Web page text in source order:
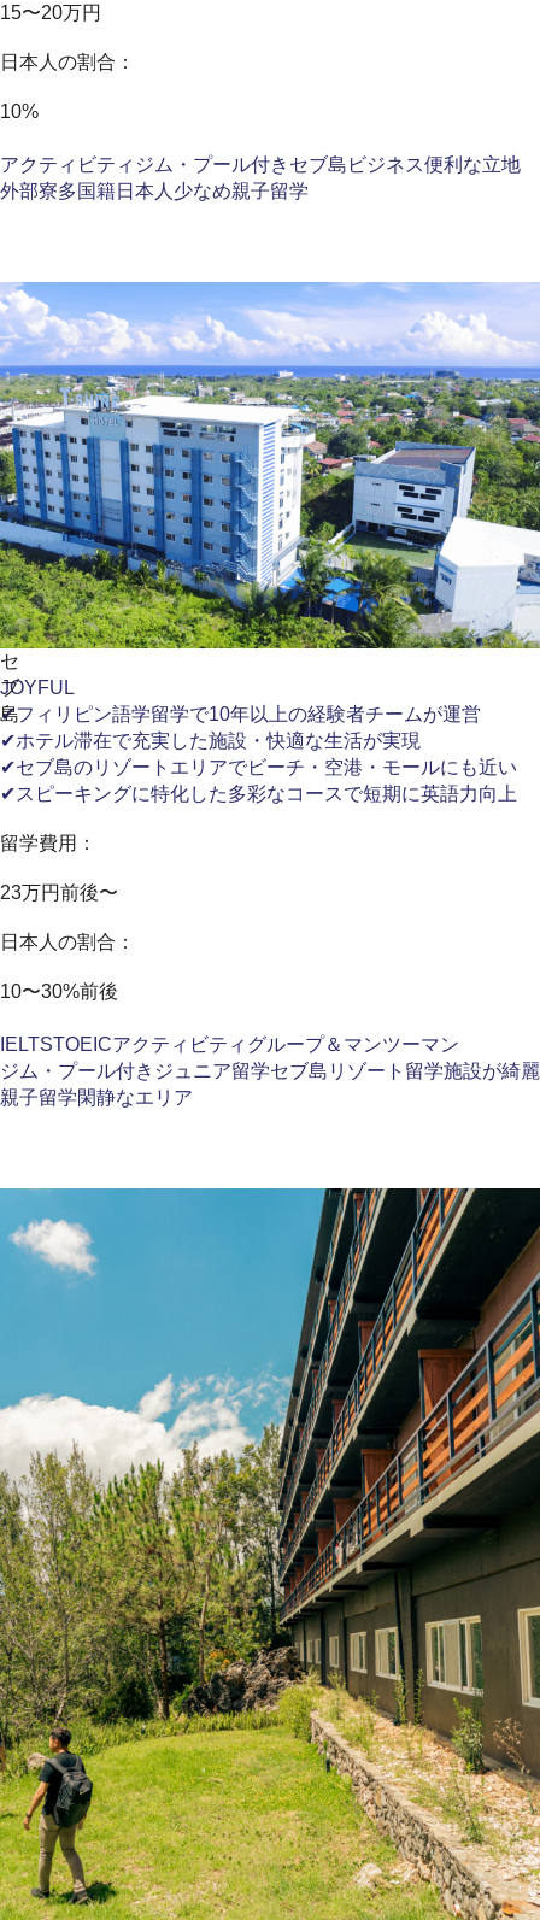
15〜20万円
日本人の割合：
10%
アクティビティ ジム・プール付き セブ島 ビジネス便利な立地
外部寮多国籍日本人少なめ親子留学
セ
ブ
島
JOYFUL
✔フィリピン語学留学で10年以上の経験者チームが運営
✔ホテル滞在で充実した施設・快適な生活が実現
✔セブ島のリゾートエリアでビーチ・空港・モールにも近い
✔スピーキングに特化した多彩なコースで短期に英語力向上
留学費用：
23万円前後〜
日本人の割合：
10〜30%前後
IELTSTOEICアクティビティ グループ＆マンツーマン
ジム・プール付き ジュニア留学セブ島 リゾート留学施設が綺麗
親子留学閑静なエリア